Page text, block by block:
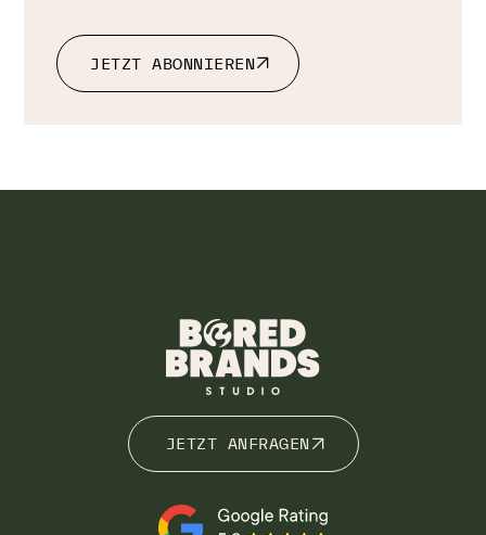
JETZT ABONNIEREN
JETZT ANFRAGEN